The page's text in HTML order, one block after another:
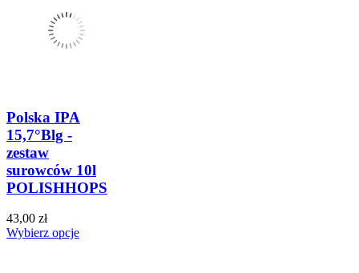
Polska IPA
15,7°Blg -
zestaw
surowców 10l
POLISHHOPS
43,00 zł
Wybierz opcje